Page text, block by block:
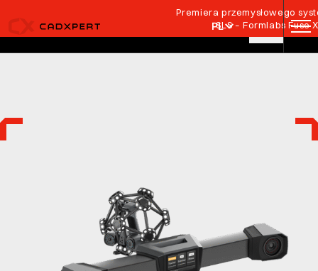
Premiera przemysłowego
SLS – Formlabs Fuse
PL